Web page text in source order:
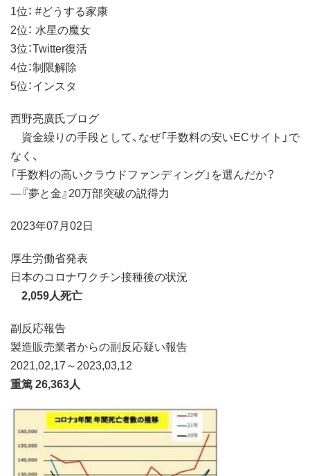
1位： #どうする家康
2位： 水星の魔女
3位：Twitter復活
4位：制限解除
5位：インスタ
西野亮廣氏ブログ
資金繰りの手段として、なぜ「手数料の安いECサイト」で
なく、
「手数料の高いクラウドファンディング」を選んだか？
―『夢と金』20万部突破の説得力
2023年07月02日
厚生労働省発表
日本のコロナワクチン接種後の状況
2,059人死亡
副反応報告
製造販売業者からの副反応疑い報告
2021,02,17～2023,03,12
重篤 26,363人